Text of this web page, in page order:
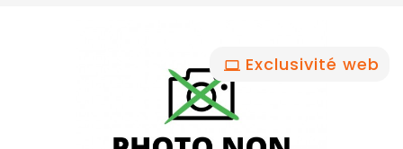
Exclusivité web